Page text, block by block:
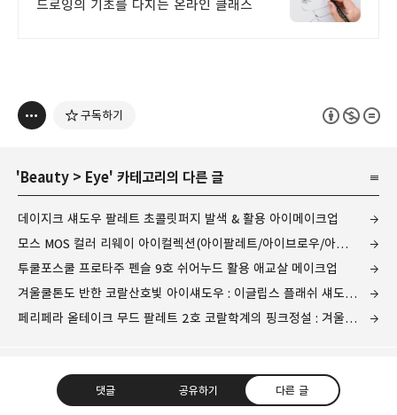
드로잉의 기초를 다지는 온라인 클래스
구독하기
' Beauty > Eye' 카테고리의 다른 글
데이지크 섀도우 팔레트 초콜릿퍼지 발색 & 활용 아이메이크업
모스 MOS 컬러 리웨이 아이컬렉션(아이팔레트/아이브로우/아이라이너) 전색상 발색 & 메이크업
투쿨포스쿨 프로타주 펜슬 9호 쉬어누드 활용 애교살 메이크업
겨울쿨톤도 반한 코랄산호빛 아이섀도우 : 이글립스 플래쉬 섀도우 팔레트 04 코랄마티니
페리페라 올테이크 무드 팔레트 2호 코랄학계의 핑크정설 : 겨울쿨톤 클리어 아이섀도우 추천
댓글 공유하기 다른 글